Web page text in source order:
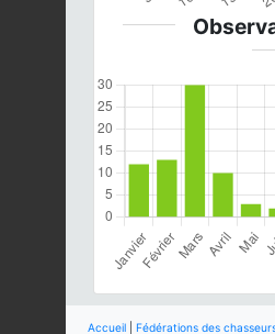
Accueil| Fédérations des